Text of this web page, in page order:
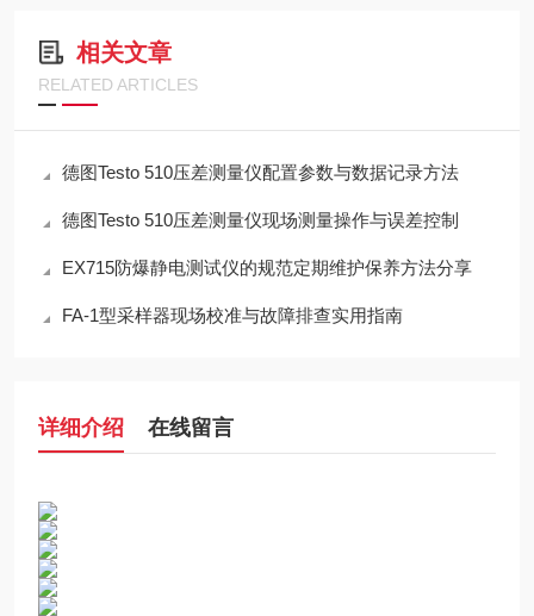
相关文章
RELATED ARTICLES
德图Testo 510压差测量仪配置参数与数据记录方法
德图Testo 510压差测量仪现场测量操作与误差控制
EX715防爆静电测试仪的规范定期维护保养方法分享
FA-1型采样器现场校准与故障排查实用指南
详细介绍 在线留言